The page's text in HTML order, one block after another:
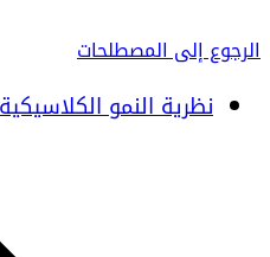
الرجوع إلى المصطلحات
نظرية النمو